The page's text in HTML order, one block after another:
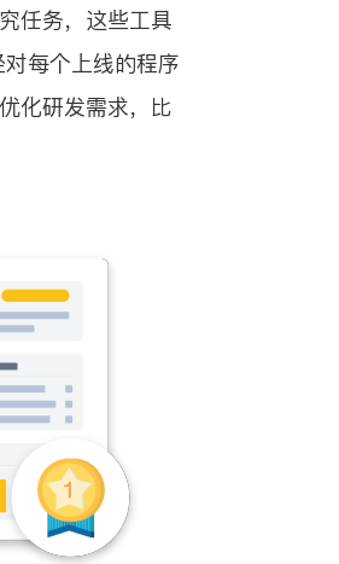
任务，这些工具
每个上线的程序
化研发需求，比